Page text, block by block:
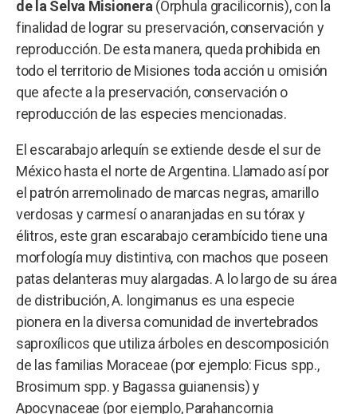
de la Selva Misionera (Orphula gracilicornis), con la
finalidad de lograr su preservación, conservación y
reproducción. De esta manera, queda prohibida en
todo el territorio de Misiones toda acción u omisión
que afecte a la preservación, conservación o
reproducción de las especies mencionadas.
El escarabajo arlequín se extiende desde el sur de
México hasta el norte de Argentina. Llamado así por
el patrón arremolinado de marcas negras, amarillo
verdosas y carmesí o anaranjadas en su tórax y
élitros, este gran escarabajo cerambícido tiene una
morfología muy distintiva, con machos que poseen
patas delanteras muy alargadas. A lo largo de su área
de distribución, A. longimanus es una especie
pionera en la diversa comunidad de invertebrados
saproxílicos que utiliza árboles en descomposición
de las familias Moraceae (por ejemplo: Ficus spp.,
Brosimum spp. y Bagassa guianensis) y
Apocynaceae (por ejemplo, Parahancornia